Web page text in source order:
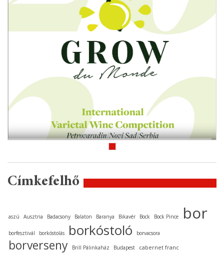
Címkefelhő
aszú Ausztria Badacsony Balaton Baranya Bikavér Bock Bock Pince bor
borfesztivál borkóstolás borkóstoló borvacsora
borverseny Brill Pálinkaház Budapest cabernet franc